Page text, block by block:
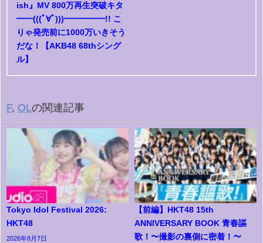
ish』MV 800万再生突破キタ
━━(((ﾟ∀ﾟ)))━━━━━!! こ
りゃ発売前に1000万いきそう
だな！【AKB48 68thシング
ル】
F, OLの関連記事
Tokyo Idol Festival 2026:
HKT48
2026年8月7日
【前編】HKT48 15th
ANNIVERSARY BOOK 青春謳
歌！〜撮影の裏側に密着！〜